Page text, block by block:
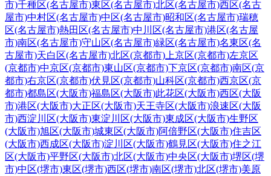
市)千種区(名古屋市)東区(名古屋市)北区(名古屋市)西区(名古
屋市)中村区(名古屋市)中区(名古屋市)昭和区(名古屋市)瑞穂
区(名古屋市)熱田区(名古屋市)中川区(名古屋市)港区(名古屋
市)南区(名古屋市)守山区(名古屋市)緑区(名古屋市)名東区(名
古屋市)天白区(名古屋市)北区(京都市) 上京区(京都市)左京区
(京都市)中京区(京都市)東山区(京都市)下京区(京都市)南区(京
都市)右京区(京都市)伏見区(京都市)山科区(京都市)西京区(京
都市)都島区(大阪市)福島区(大阪市)此花区(大阪市)西区(大阪
市)港区(大阪市)大正区(大阪市)天王寺区(大阪市)浪速区(大阪
市)西淀川区(大阪市)東淀川区(大阪市)東成区(大阪市)生野区
(大阪市)旭区(大阪市)城東区(大阪市)阿倍野区(大阪市)住吉区
(大阪市)西成区(大阪市)淀川区(大阪市)鶴見区(大阪市)住之江
区(大阪市)平野区(大阪市)北区(大阪市)中央区(大阪市)堺区(堺
市)中区(堺市)東区(堺市)西区(堺市)南区(堺市)北区(堺市)美原